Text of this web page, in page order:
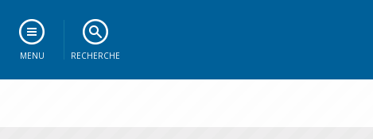
MENU RECHERCHE